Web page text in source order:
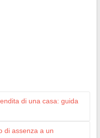
di una casa: guida
di assenza a un